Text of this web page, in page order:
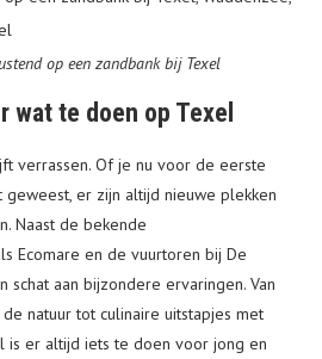
op een zandbank bij Texel
wat te doen op Texel
verrassen. Of je nu voor de eerste
er zijn altijd nieuwe plekken
Naast de bekende
Ecomare en de vuurtoren bij De
schat aan bijzondere ervaringen. Van
natuur tot culinaire uitstapjes met
is er altijd iets te doen voor jong en